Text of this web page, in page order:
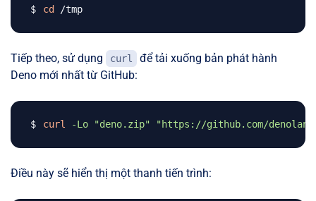
cd
Tiếp theo, sử dụng curl
để tải xuống bản phát hành
Deno mới nhất từ GitHub:
curl -Lo "deno.zip" "https://github.com/
Điều này sẽ hiển thị một thanh tiến trình: